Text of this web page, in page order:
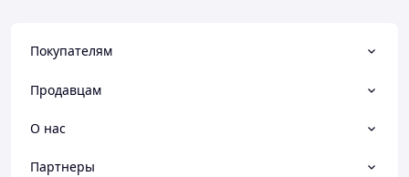
Покупателям
Продавцам
О нас
Партнеры